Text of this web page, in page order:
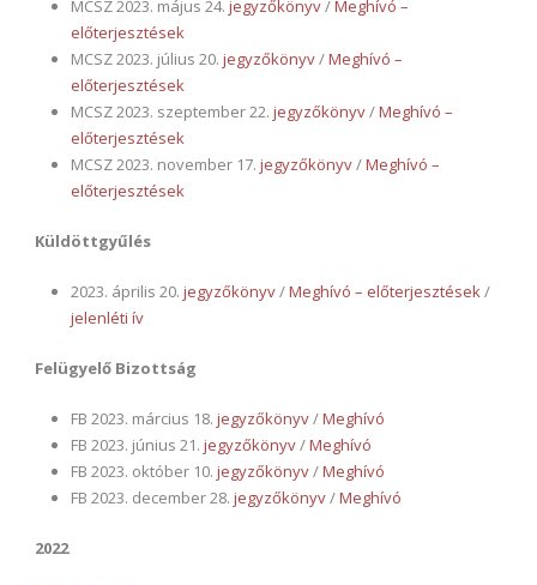
MCSZ 2023. május 24. jegyzőkönyv/Meghívó –
előterjesztések
MCSZ 2023. július 20. jegyzőkönyv/Meghívó –
előterjesztések
MCSZ 2023. szeptember 22. jegyzőkönyv/Meghívó –
előterjesztések
MCSZ 2023. november 17. jegyzőkönyv/Meghívó –
előterjesztések
Küldöttgyűlés
2023. április 20. jegyzőkönyv/Meghívó – előterjesztések/
jelenléti ív
Felügyelő Bizottság
FB 2023. március 18. jegyzőkönyv/Meghívó
FB 2023. június 21. jegyzőkönyv/Meghívó
FB 2023. október 10. jegyzőkönyv/Meghívó
FB 2023. december 28. jegyzőkönyv/Meghívó
2022